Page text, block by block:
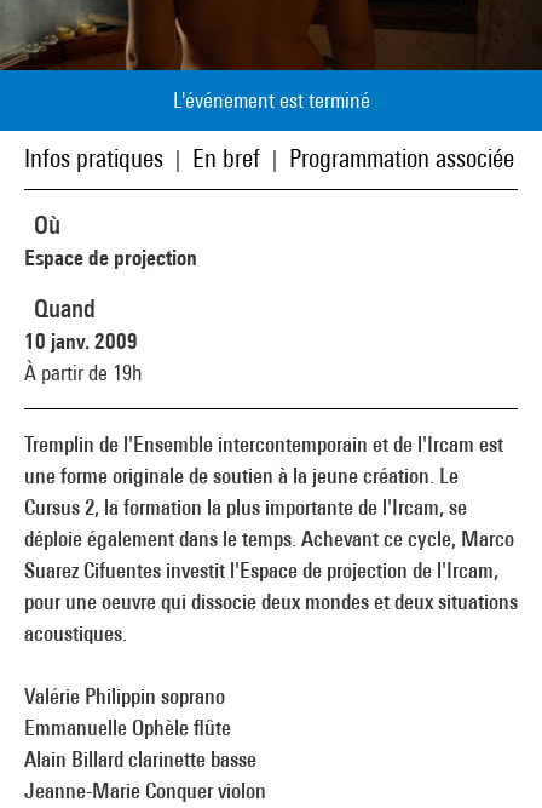
L'événement est terminé
Infos pratiques En bref Programmation associée
Tremplin de l'Ensemble intercontemporain et de l'Ircam est
une forme originale de soutien à la jeune création. Le
Cursus 2, la formation la plus importante de l'Ircam, se
déploie également dans le temps. Achevant ce cycle, Marco
Suarez Cifuentes investit l'Espace de projection de l'Ircam,
pour une oeuvre qui dissocie deux mondes et deux situations
acoustiques.
Valérie Philippin soprano
Emmanuelle Ophèle flûte
Alain Billard clarinette basse
Jeanne-Marie Conquer violon
Où
Espace de projection
Quand
10 janv. 2009
À partir de 19h